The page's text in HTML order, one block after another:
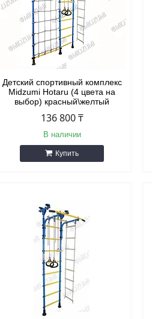
Детский спортивный комплекс
Midzumi Hotaru (4 цвета на
выбор) красный\желтый
136 800 ₸
В наличии
Купить